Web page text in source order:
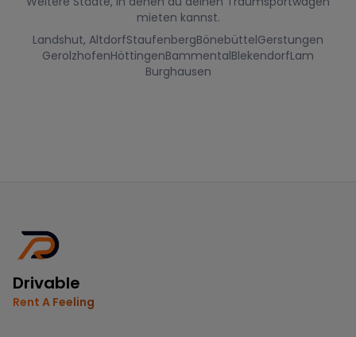
mieten kannst.
Landshut, AltdorfStaufenbergBönebüttelGerstungen
GerolzhofenHöttingenBammentalBlekendorfLam
Burghausen
Drivable
Rent A Feeling